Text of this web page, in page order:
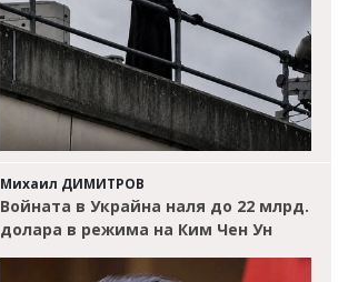
Михаил ДИМИТРОВ
Войната в Украйна наля до 22 млрд.
долара в режима на Ким Чен Ун